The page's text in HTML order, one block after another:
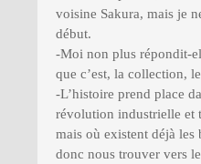
voisine Sakura, mais je
début.
-Moi non plus répondit-
que c’est, la collection,
-L’histoire prend place
révolution industrielle et
mais où existent déjà
donc nous trouver vers